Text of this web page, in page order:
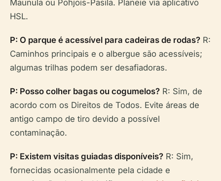
Maunula ou Pohjois-Pasila. Planeie via aplicativo
HSL.
P: O parque é acessível para cadeiras de rodas? R:
Caminhos principais e o albergue são acessíveis;
algumas trilhas podem ser desafiadoras.
P: Posso colher bagas ou cogumelos? R: Sim, de
acordo com os Direitos de Todos. Evite áreas de
antigo campo de tiro devido a possível
contaminação.
P: Existem visitas guiadas disponíveis? R: Sim,
fornecidas ocasionalmente pela cidade e